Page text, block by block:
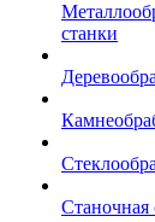
станки
Станочная